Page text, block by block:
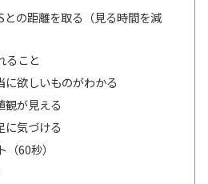
との距離を取る（見る時間を減
ること
に欲しいものがわかる
観が見える
に気づける
60秒）